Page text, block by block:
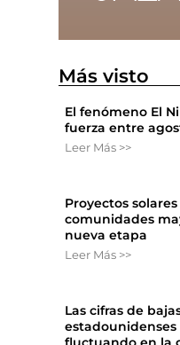
Más visto
El fenómeno El
fuerza entre
Leer Más >>
Proyectos solares
comunidades
nueva etapa
Leer Más >>
Las cifras de
estadounidenses